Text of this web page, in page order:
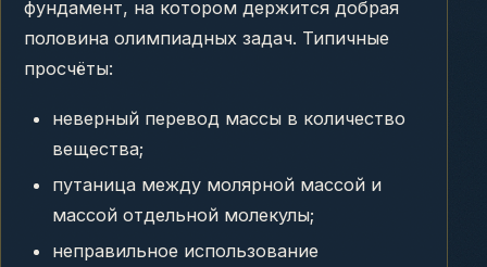
фундамент, на котором держится добрая
половина олимпиадных задач. Типичные
просчёты:
неверный перевод массы в количество
вещества;
путаница между молярной массой и
массой отдельной молекулы;
неправильное использование